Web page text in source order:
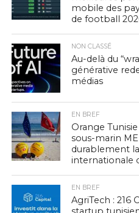
mobile des
de football
NON CLASSÉ
Au-delà du
générative
médias
EN BREF
Orange
sous-marin
durablement
internationale
EN BREF
AgriTech : 216